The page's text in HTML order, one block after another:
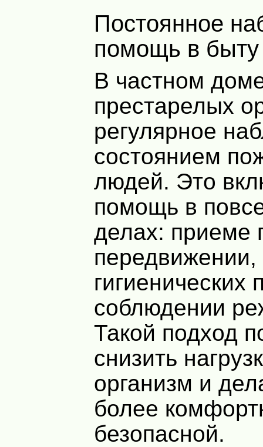
Постоянное наблюдение и
помощь в быту
В частном
престарелых
регулярное
состоянием
людей. Это
помощь в
делах: приеме
передвижении,
гигиенических
соблюдении
Такой подход
снизить
организм и
более
безопасной.